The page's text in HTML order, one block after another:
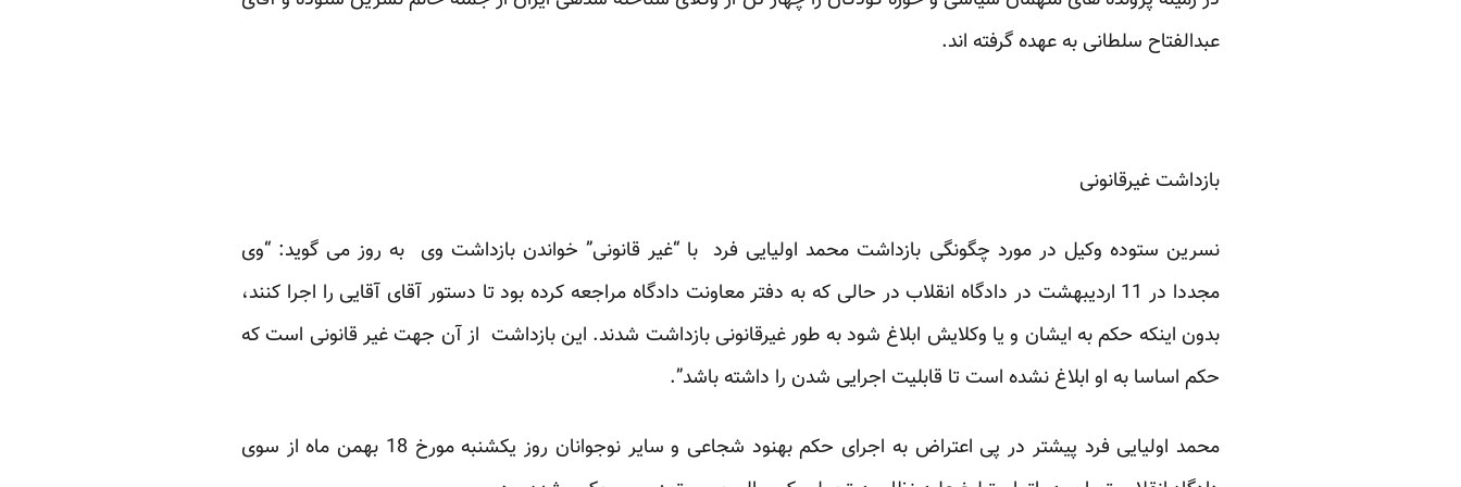
عبدالفتاح سلطانی به عهده گرفته اند.
بازداشت غیرقانونی
نسرین ستوده وکیل در مورد چگونگی بازداشت محمد اولیایی فرد با “غیر قانونی” خواندن بازداشت وی به روز می گوید: “وی
مجددا در 11 اردیبهشت در دادگاه انقلاب در حالی که به دفتر معاونت دادگاه مراجعه کرده بود تا دستور آقای آقایی را اجرا کنند،
بدون اینکه حکم به ایشان و یا وکلایش ابلاغ شود به طور غیرقانونی بازداشت شدند. این بازداشت از آن جهت غیر قانونی است که
حکم اساسا به او ابلاغ نشده است تا قابلیت اجرایی شدن را داشته باشد”.
محمد اولیایی فرد پیشتر در پی اعتراض به اجرای حکم بهنود شجاعی و سایر نوجوانان روز یکشنبه مورخ 18 بهمن ماه از سوی